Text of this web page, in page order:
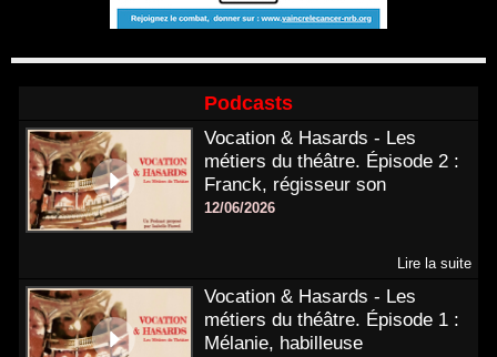
Podcasts
Vocation & Hasards - Les
métiers du théâtre. Épisode 2 :
Franck, régisseur son
12/06/2026
Lire la suite
Vocation & Hasards - Les
métiers du théâtre. Épisode 1 :
Mélanie, habilleuse